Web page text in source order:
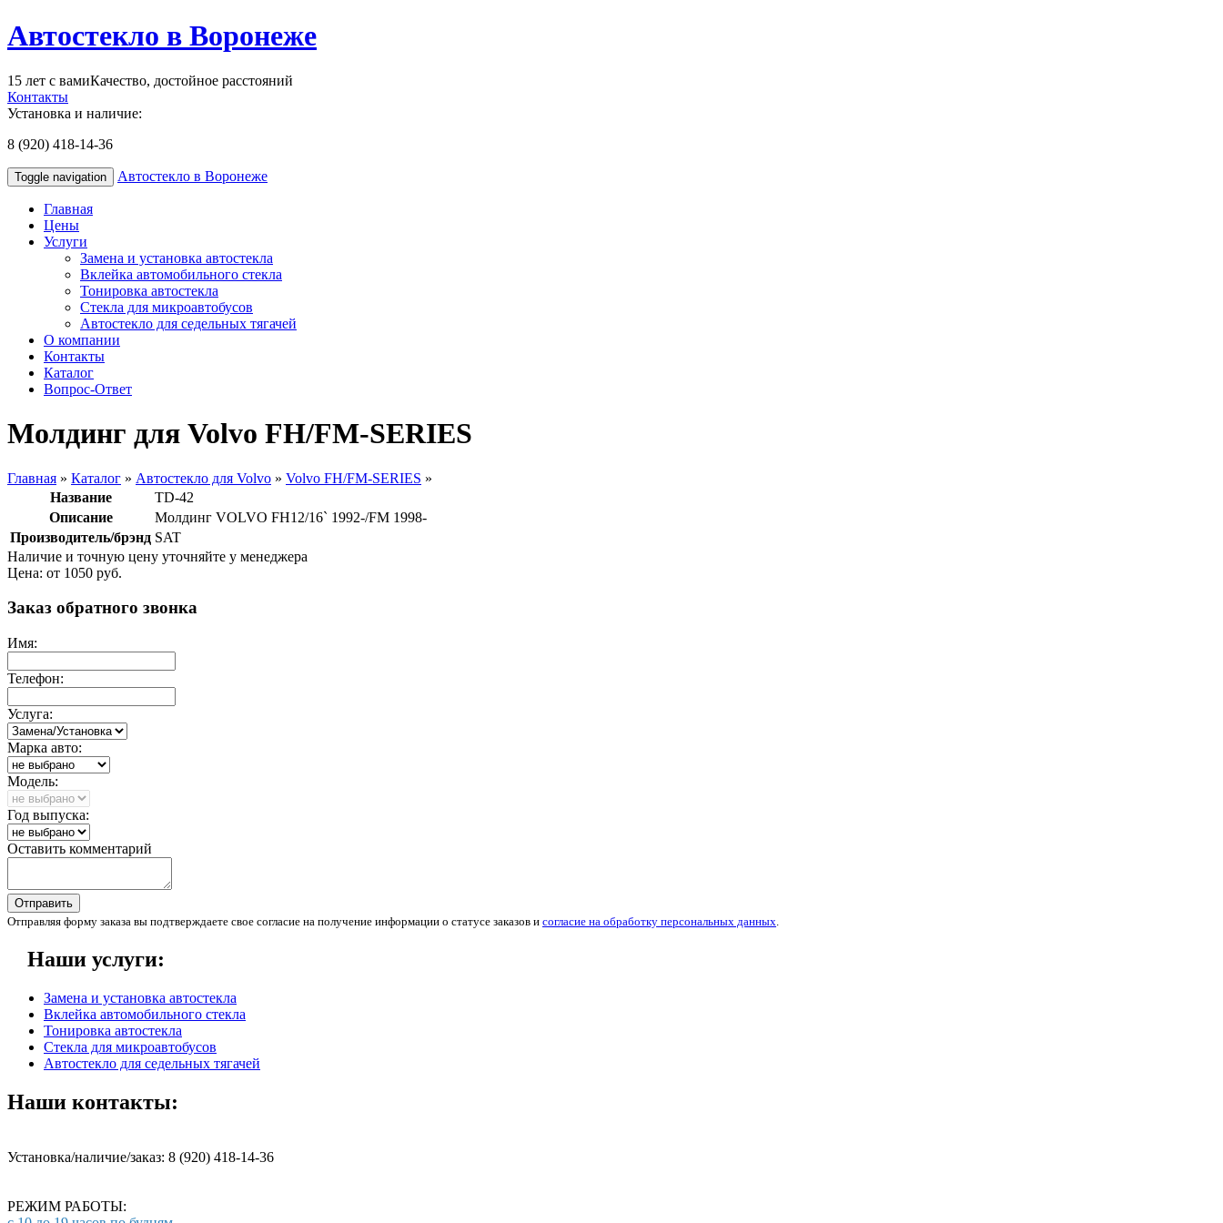
Автостекло в Воронеже
15 лет с вамиКачество, достойное расстояний
Контакты
Установка и наличие:
8 (920) 418-14-36
Toggle navigation Автостекло в Воронеже
Главная
Цены
Услуги
Замена и установка автостекла
Вклейка автомобильного стекла
Тонировка автостекла
Стекла для микроавтобусов
Автостекло для седельных тягачей
О компании
Контакты
Каталог
Вопрос-Ответ
Молдинг для Volvo FH/FM-SERIES
Главная » Каталог » Автостекло для Volvo » Volvo FH/FM-SERIES »
Название
TD-42
Описание
Молдинг VOLVO FH12/16` 1992-/FM 1998-
Производитель/брэнд SAT
Наличие и точную цену уточняйте у менеджера
Цена: от 1050 руб.
Заказ обратного звонка
Имя:
Телефон:
Услуга:
Марка авто:
Модель:
Год выпуска:
Оставить комментарий
Отправить
Отправляя форму заказа вы подтверждаете свое согласие на получение информации о статусе заказов и согласие на обработку персональных данных.
Наши услуги:
Замена и установка автостекла
Вклейка автомобильного стекла
Тонировка автостекла
Стекла для микроавтобусов
Автостекло для седельных тягачей
Наши контакты:
Установка/наличие/заказ: 8 (920) 418-14-36
РЕЖИМ РАБОТЫ: